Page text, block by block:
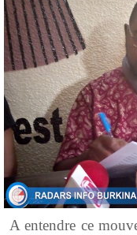
A entendre ce